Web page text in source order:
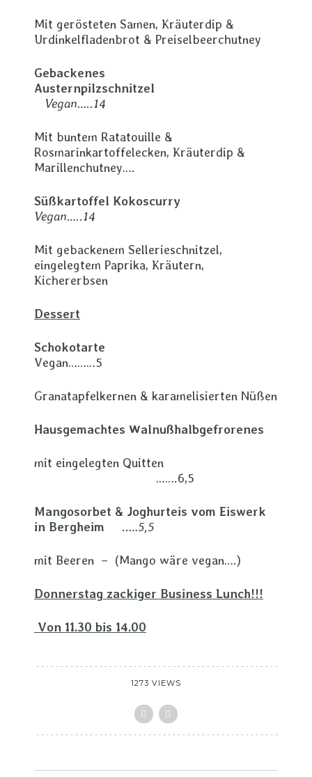
Mit gerösteten Samen, Kräuterdip &
Urdinkelfladenbrot & Preiselbeerchutney
Gebackenes
Austernpilzschnitzel
Vegan…..14
Mit buntem Ratatouille &
Rosmarinkartoffelecken, Kräuterdip &
Marillenchutney….
Süßkartoffel Kokoscurry
Vegan…..14
Mit gebackenem Sellerieschnitzel,
eingelegtem Paprika, Kräutern,
Kichererbsen
Dessert
Schokotarte
Vegan………5
Granatapfelkernen & karamelisierten Nüßen
Hausgemachtes Walnußhalbgefrorenes
mit eingelegten Quitten
…….6,5
Mangosorbet & Joghurteis vom Eiswerk
in Bergheim ..…5,5
mit Beeren – (Mango wäre vegan….)
Donnerstag zackiger Business Lunch!!!
Von 11.30 bis 14.00
1273 VIEWS